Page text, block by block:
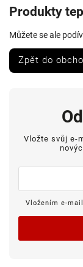
Produkty
Můžete se ale
Zpět do
Vložte svůj e-
Vložením e-